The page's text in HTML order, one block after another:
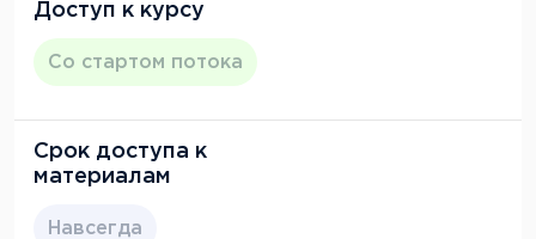
Доступ к курсу
Со стартом потока
Срок доступа к
материалам
Навсегда